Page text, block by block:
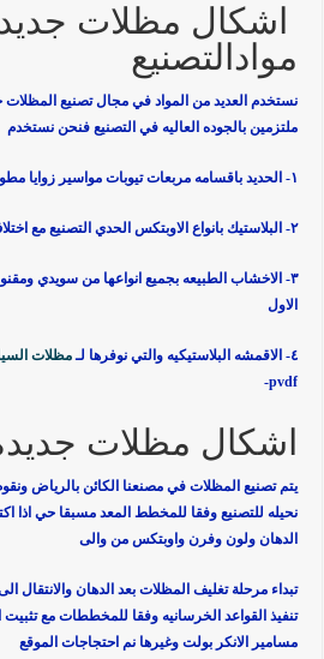
اشكال مظلات
موادالتصنيع
نستخدم العديد من المواد في مجال تصنيع
ملتزمين بالجوده العاليه في التصنيع فنحن نستخدم
١- الحديد باقسامه مربعات تيوبات مواسير زوايا مطوعين شكلها إلى آخره.
٢- البلاستيك بانواع الاوبتكس الحدي التصنيع مع اختلاف اشكاله
٣- الاخشاب الطبيعه بجميع انواعها من سويدي
الاول
٤- الاقمشه البلاستيكيه والتي نوفرها لـ مظلات
-pvdf
اشكال مظلات
يتم تصنيع المظلات في مصنعنا الكائن بالرياض
نحيله للتصنيع وفقا للمخطط المعد مسبقا حي اذا
الدهان ولون وفرن واوبتكس من والى
تبداء مرحلة تغليف المظلات بعد الدهان والانتقال
تنفيذ القواعد الخرسانيه وفقا للمخططات مع تثبيت
مسامير الانكر بولت وغيرها نم احتجاجات الموقع